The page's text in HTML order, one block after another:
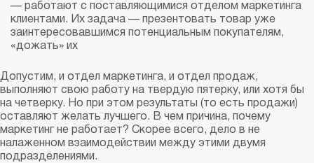
— работают с поставляющимися отделом маркетинга
клиентами. Их задача — презентовать товар уже
заинтересовавшимся потенциальным покупателям,
«дожать» их
Допустим, и отдел маркетинга, и отдел продаж,
выполняют свою работу на твердую пятерку, или хотя бы
на четверку. Но при этом результаты (то есть продажи)
оставляют желать лучшего. В чем причина, почему
маркетинг не работает? Скорее всего, дело в не
налаженном взаимодействии между этими двумя
подразделениями.